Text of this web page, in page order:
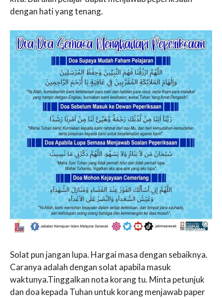
dengan hati yang tenang.
Solat pun jangan lupa. Hargai masa dengan sebaiknya.
Caranya adalah dengan solat apabila masuk
waktunya.Tinggalkan nota korang tu. Minta petunjuk
dan doa kepada Tuhan untuk korang menjawab paper